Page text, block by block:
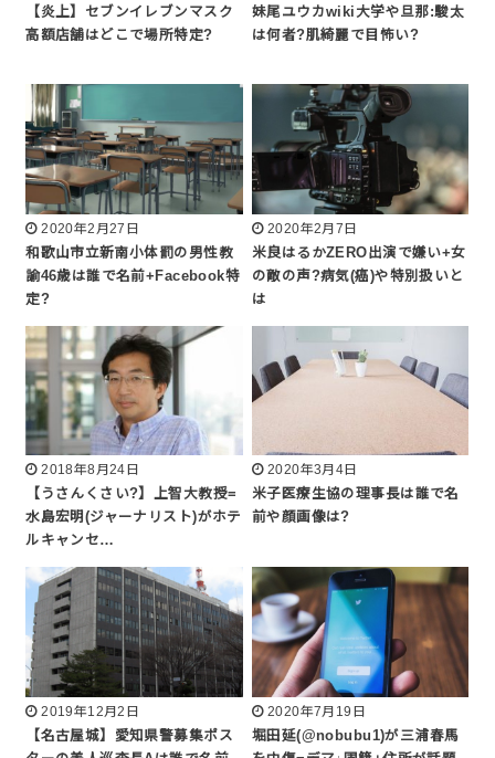
【炎上】セブンイレブンマスク
高額店舗はどこで場所特定?
妹尾ユウカwiki大学や旦那:駿太
は何者?肌綺麗で目怖い?
2020年2月27日
和歌山市立新南小体罰の男性教
諭46歳は誰で名前+Facebook特
定?
2020年2月7日
米良はるかZERO出演で嫌い+女
の敵の声?病気(癌)や特別扱いと
は
2018年8月24日
【うさんくさい?】上智大教授=
水島宏明(ジャーナリスト)がホテ
ルキャンセ…
2020年3月4日
米子医療生協の理事長は誰で名
前や顔画像は?
2019年12月2日
【名古屋城】愛知県警募集ポス
2020年7月19日
堀田延(@nobubu1)が三浦春馬